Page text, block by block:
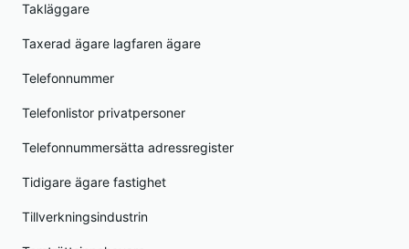
Takläggare
Taxerad ägare lagfaren ägare
Telefonnummer
Telefonlistor privatpersoner
Telefonnummersätta adressregister
Tidigare ägare fastighet
Tillverkningsindustrin